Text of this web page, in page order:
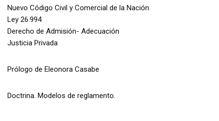
Nuevo Código Civil y Comercial de la Nación
Ley 26.994
Derecho de Admisión- Adecuación
Justicia Privada
Prólogo de Eleonora Casabe
Doctrina. Modelos de reglamento.